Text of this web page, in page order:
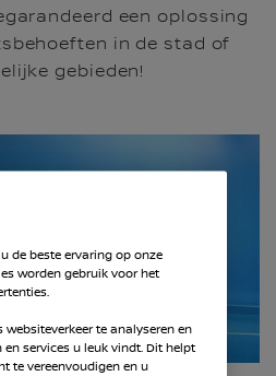
een oplossing
in de stad of
gebieden!
de beste ervaring op onze
worden gebruik voor het
websiteverkeer te analyseren en
services u leuk vindt. Dit helpt
te vereenvoudigen en u